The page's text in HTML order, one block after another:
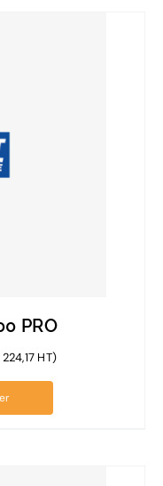
PRO
224,17 HT)